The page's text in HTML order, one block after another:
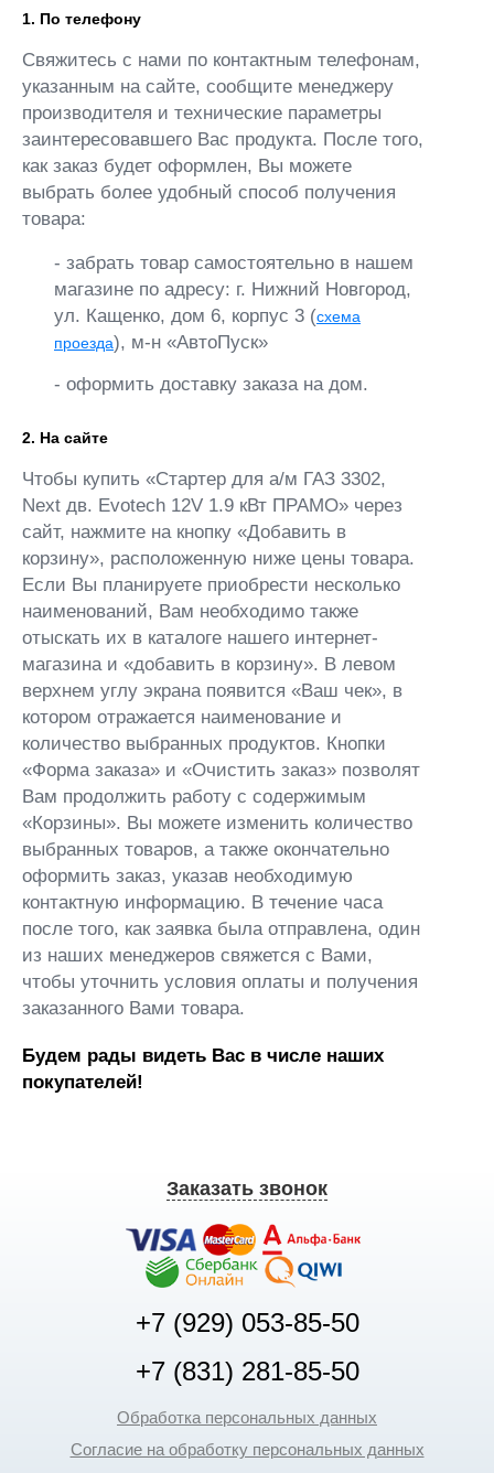
1. По телефону
Свяжитесь с нами по контактным телефонам,
указанным на сайте, сообщите менеджеру
производителя и технические параметры
заинтересовавшего Вас продукта. После того,
как заказ будет оформлен, Вы можете
выбрать более удобный способ получения
товара:
- забрать товар самостоятельно в нашем
магазине по адресу: г. Нижний Новгород,
ул. Кащенко, дом 6, корпус 3 (схема
проезда), м-н «АвтоПуск»
- оформить доставку заказа на дом.
2. На сайте
Чтобы купить «Стартер для а/м ГАЗ 3302,
Next дв. Evotech 12V 1.9 кВт ПРАМО» через
сайт, нажмите на кнопку «Добавить в
корзину», расположенную ниже цены товара.
Если Вы планируете приобрести несколько
наименований, Вам необходимо также
отыскать их в каталоге нашего интернет-
магазина и «добавить в корзину». В левом
верхнем углу экрана появится «Ваш чек», в
котором отражается наименование и
количество выбранных продуктов. Кнопки
«Форма заказа» и «Очистить заказ» позволят
Вам продолжить работу с содержимым
«Корзины». Вы можете изменить количество
выбранных товаров, а также окончательно
оформить заказ, указав необходимую
контактную информацию. В течение часа
после того, как заявка была отправлена, один
из наших менеджеров свяжется с Вами,
чтобы уточнить условия оплаты и получения
заказанного Вами товара.
Будем рады видеть Вас в числе наших
покупателей!
Заказать звонок
+7 (929) 053-85-50
+7 (831) 281-85-50
Обработка персональных данных
Согласие на обработку персональных данных